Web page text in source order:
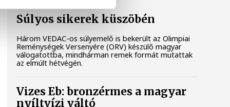
Súlyos sikerek küszöbén
Három VEDAC-os súlyemelő is bekerült az Olimpiai
Reménységek Versenyére (ORV) készülő magyar
válogatottba, mindhárman remek formát mutattak
az elmúlt hétvégén.
Vizes Eb: bronzérmes a magyar
nyíltvízi váltó